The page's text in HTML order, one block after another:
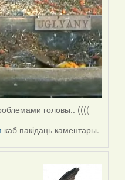
головы.. ((((
каб пакідаць каментары.